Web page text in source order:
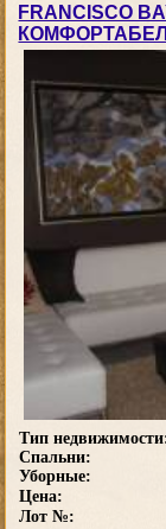
FRANCISCO
Тип
Спальни:
Уборные:
Цена:
Лот №: